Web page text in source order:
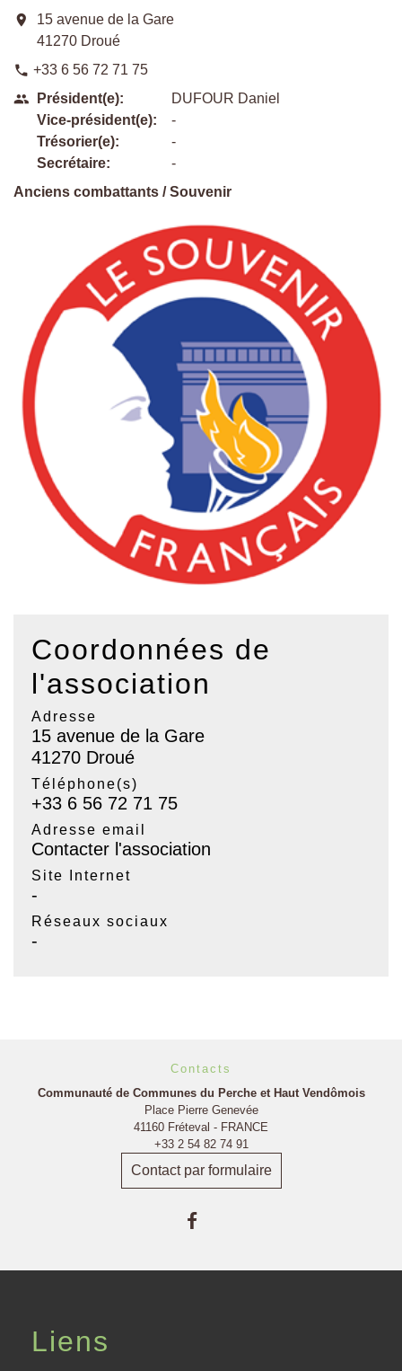
location_on
15 avenue de la Gare
41270 Droué
phone +33 6 56 72 71 75
people
Président(e):
Vice-président(e):
Trésorier(e):
Secrétaire:
DUFOUR Daniel
-
-
-
Anciens combattants / Souvenir
Coordonnées de
l'association
Adresse
15 avenue de la Gare
41270 Droué
Téléphone(s)
+33 6 56 72 71 75
Adresse email
Contacter l'association
Site Internet
-
Réseaux sociaux
-
Contacts
Communauté de Communes du Perche et Haut Vendômois
Place Pierre Genevée
41160 Fréteval - FRANCE
+33 2 54 82 74 91
Contact par formulaire
Liens